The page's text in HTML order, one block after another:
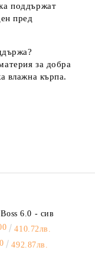
поддържат
пред
за добра
влажна кърпа.
6.0 - сив
410.72лв.
492.87лв.